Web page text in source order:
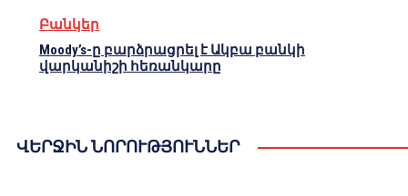
Բանկեր
Moody’s-ը բարձրացրել է Ակբա բանկի
վարկանիշի հեռանկարը
ՎԵՐՋԻՆ ՆՈՐՈՒԹՅՈՒՆՆԵՐ